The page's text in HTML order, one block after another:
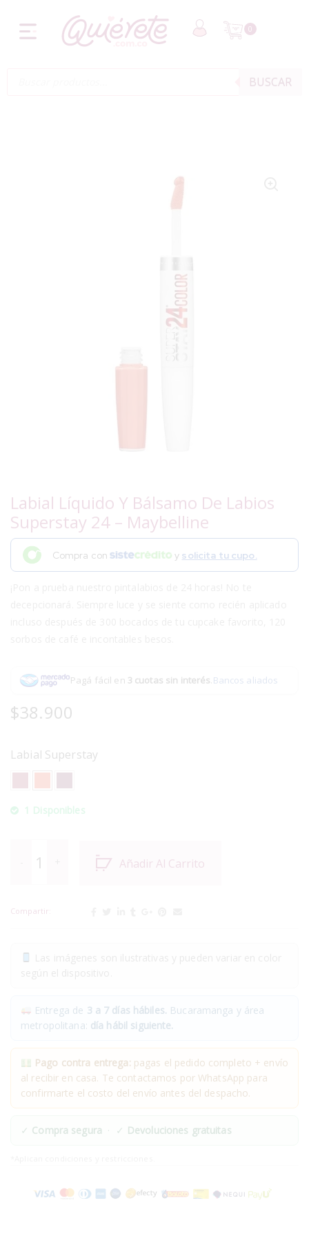
0
BUSCAR
Labial Líquido Y Bálsamo De Labios
Superstay 24 – Maybelline
Compra con y solicita tu cupo.
Pagá fácil en 3 cuotas sin interés.Bancos aliados
$38.900
Labial Superstay
1 Disponibles
Añadir Al Carrito
Compartir:
Entrega de 3 a 7 días hábiles. Bucaramanga y área
metropolitana: día hábil siguiente.
Pago contra entrega: pagas el pedido completo + envío
al recibir en casa. Te contactamos por WhatsApp para
confirmarte el costo del envío antes del despacho.
✓ Compra segura · ✓ Devoluciones gratuitas